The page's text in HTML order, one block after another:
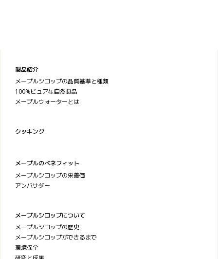
製品紹介
メープルシロップの品質基準と種類
100%ピュアな自然食品
メープルウォーターとは
クッキング
メープルのベネフィット
メープルシロップの栄養価
アンバサダー
メープルシロップについて
メープルシロップの歴史
メープルシロップができるまで
環境保全